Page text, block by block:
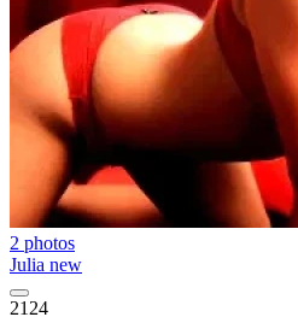
2 photos
Julia new
2124